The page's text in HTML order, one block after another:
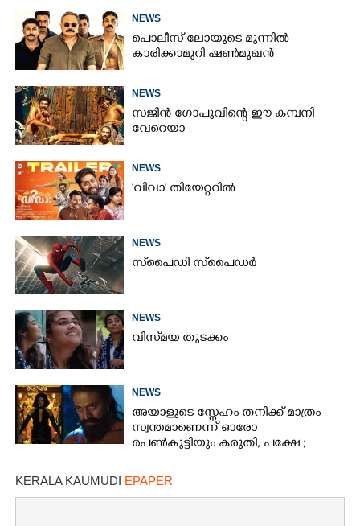
NEWS
പൊലീസ് ലോയുടെ മുന്നിൽ
കാരിക്കാമുറി ഷൺമുഖൻ
NEWS
സജിൻ ഗോപുവിന്റെ ഈ കമ്പനി
വേറെയാ
NEWS
'വിവാ' തിയേറ്ററിൽ
NEWS
സ്‌പൈ‌ഡി സ്‌പൈ‌ഡർ
NEWS
വിസ്‌മയ തുടക്കം
NEWS
അയാളുടെ സ്നേഹം തനിക്ക് മാത്രം
സ്വന്തമാണെന്ന് ഓരോ
പെൺകുട്ടിയും കരുതി,​ പക്ഷേ ;
ടോക്സിക് ട്രെയിലർ
KERALA KAUMUDI EPAPER